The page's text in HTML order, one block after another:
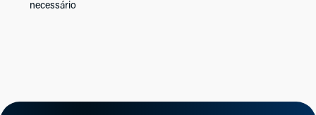
necessário